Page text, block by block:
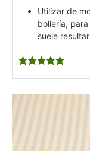
Utilizar de
bollería,
suele